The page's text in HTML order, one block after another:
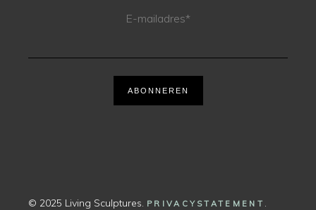
E-mailadres*
ABONNEREN
© 2025 Living Sculptures. PRIVACYSTATEMENT .